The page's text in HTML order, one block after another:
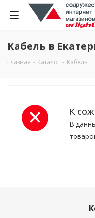
Кабель в
Главная - Каталог - Кабель
К
В